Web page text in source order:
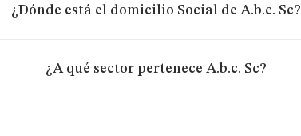
¿Dónde está el domicilio Social de A.b.c. Sc?
¿A qué sector pertenece A.b.c. Sc?